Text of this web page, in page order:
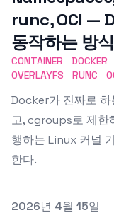
runc, OCI —
동작하는 방식
CONTAINER DOCKER
OVERLAYFS
RUNC
Docker가 진짜로
고, cgroups로 제한
행하는 Linux 커널
한다.
Published on
2026년 4월 15일